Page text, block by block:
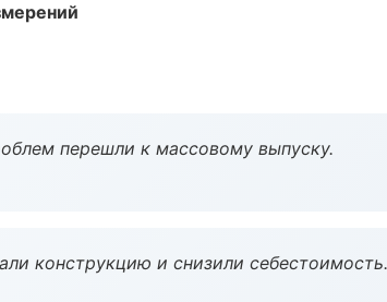
перешли к массовому выпуску.
конструкцию и снизили себестоимость.